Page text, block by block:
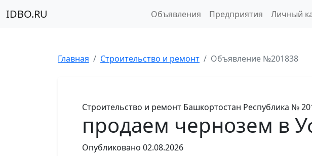
IDBO.RU Объявления Предприятия Личный
Главная Строительство и ремонт Объявление №201838
Строительство и ремонт Башкортостан Республика №
продаем чернозем в
Опубликовано 02.08.2026